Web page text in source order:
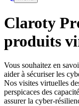
Claroty
produits
Vous souhaitez en
aider à sécuriser les
Nos visites virtuelles
perspicaces des
assurer la cyber-